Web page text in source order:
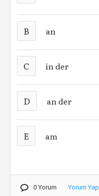
B an
C in der
D an der
E am
0 Yorum Yorum Yap